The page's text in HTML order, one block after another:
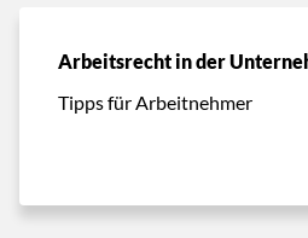
Arbeitsrecht in der
Tipps für Arbeitnehmer